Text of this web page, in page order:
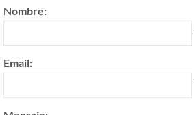
Nombre:
Email: